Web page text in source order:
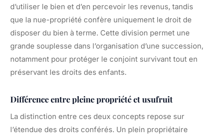
d’utiliser le bien et d’en percevoir les revenus, tandis
que la nue-propriété confère uniquement le droit de
disposer du bien à terme. Cette division permet une
grande souplesse dans l’organisation d’une succession,
notamment pour protéger le conjoint survivant tout en
préservant les droits des enfants.
Différence entre pleine propriété et usufruit
La distinction entre ces deux concepts repose sur
l’étendue des droits conférés. Un plein propriétaire